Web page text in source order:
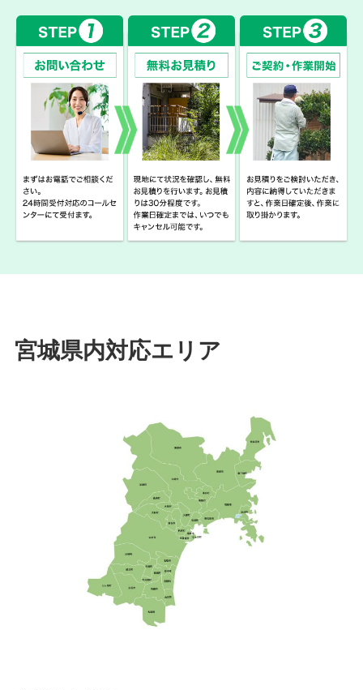
宮城県内対応エリア